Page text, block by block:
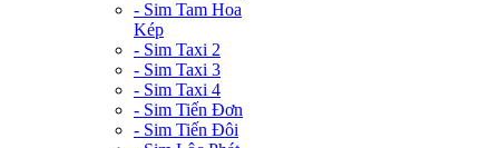
- Sim Tam Hoa
Kép
- Sim Taxi 2
- Sim Taxi 3
- Sim Taxi 4
- Sim Tiến Đơn
- Sim Tiến Đôi